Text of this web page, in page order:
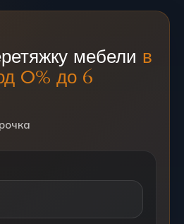
мебели в
0% до 6